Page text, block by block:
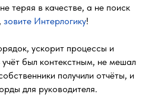
теряя в качестве, а не поиск
зовите Интерлогику!
ускорит процессы и
был контекстным, не мешал
получили отчёты, и
для руководителя.